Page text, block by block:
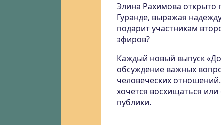
Элина Рахимова открыто
Гуранде, выражая
подарит участникам
эфиров?
Каждый новый выпуск
обсуждение важных
человеческих
хочется восхищаться
публики.